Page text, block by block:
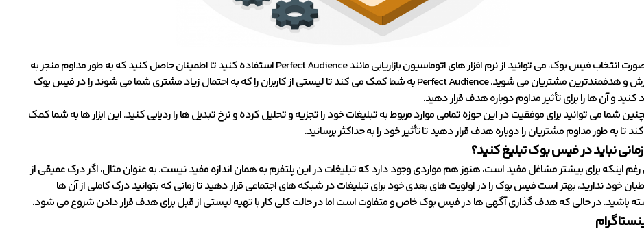
در صورت انتخاب فیس بوک، می توانید از نرم افزار های اتوماسیون بازاریابی مانند Perfect Audience استفاده کنید تا اطمینان حاصل کنید که به طور مداوم منجر به
پرورش و هدفمندترین مشتریان می شوید. Perfect Audience به شما کمک می کند تا لیستی از کاربران را که به احتمال زیاد مشتری شما می شوند را در فیس بوک
کنید و آن ها را برای تأثیر مداوم دوباره هدف قرار دهید.
شما می توانید برای موفقیت در این حوزه تمامی موارد مربوط به تبلیغات خود را تجزیه و تحلیل کرده و نرخ تبدیل ها را ردیابی کنید. این ابزار ها به شما کمک
تا به طور مداوم مشتریان را دوباره هدف قرار دهید تا تأثیر خود را به حداکثر برسانید.
نباید در فیس بوک تبلیغ کنید؟
اینکه برای بیشتر مشاغل مفید است، هنوز هم مواردی وجود دارد که تبلیغات در این پلتفرم به همان اندازه مفید نیست. به عنوان مثال، اگر درک عمیقی از
خود ندارید، بهتر است فیس بوک را در اولویت های بعدی خود برای تبلیغات در شبکه های اجتماعی قرار دهید تا زمانی که بتوانید درک کاملی از آن ها
باشید. در حالی که هدف گذاری آگهی ها در فیس بوک خاص و متفاوت است اما در حالت کلی کار با تهیه لیستی از قبل برای هدف قرار دادن شروع می شود.